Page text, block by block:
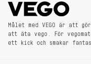
Målet med VEGO är att
att äta vego. För
ett kick och smakar